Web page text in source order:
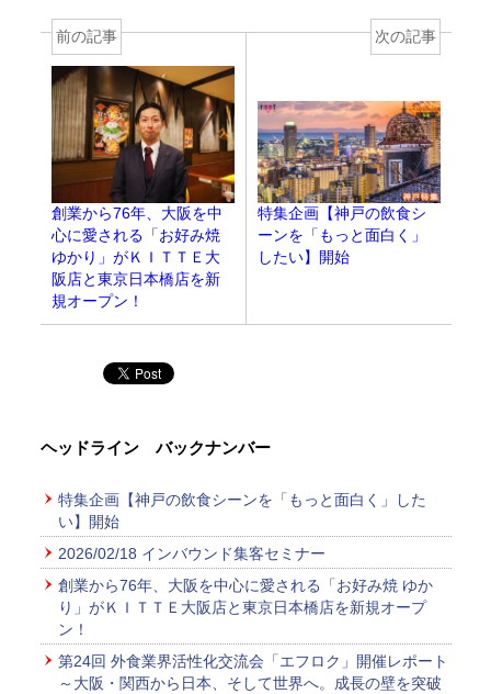
前の記事
創業から76年、大阪を中
心に愛される「お好み焼
ゆかり」がＫＩＴＴＥ大
阪店と東京日本橋店を新
規オープン！
次の記事
特集企画【神戸の飲食シ
ーンを「もっと面白く」
したい】開始
ヘッドライン バックナンバー
特集企画【神戸の飲食シーンを「もっと面白く」した
い】開始
2026/02/18 インバウンド集客セミナー
創業から76年、大阪を中心に愛される「お好み焼 ゆか
り」がＫＩＴＴＥ大阪店と東京日本橋店を新規オープ
ン！
第24回 外食業界活性化交流会「エフロク」開催レポート
～大阪・関西から日本、そして世界へ。成長の壁を突破